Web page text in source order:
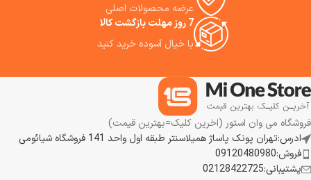
صفر برساند. اگر به دنبال نظافتی
بدون دردسر، پیوسته و کارآمد
هستید، این مدل می‌تواند «تکمیل
عرضه محصولات اصلی
7 روز مهلت بازگشت کالا
با خیال آسوده خرید کنید
فروشگاه می وان استور (اخرین کلیک=بهترین قیمت)
ادرس:تهران پونک پاساژ همیلاسنتر طبقه اول واحد 141 فروشگاه شیائومی
فروش:09120480980
پشتیبانی:02128422725